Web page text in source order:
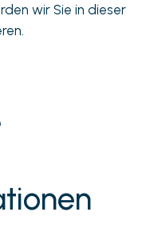
wir Sie in dieser